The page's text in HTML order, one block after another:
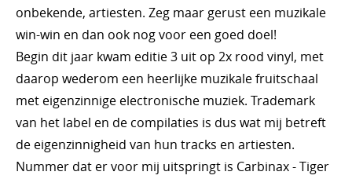
onbekende, artiesten. Zeg maar gerust een muzikale
win-win en dan ook nog voor een goed doel!
Begin dit jaar kwam editie 3 uit op 2x rood vinyl, met
daarop wederom een heerlijke muzikale fruitschaal
met eigenzinnige electronische muziek. Trademark
van het label en de compilaties is dus wat mij betreft
de eigenzinnigheid van hun tracks en artiesten.
Nummer dat er voor mij uitspringt is Carbinax - Tiger